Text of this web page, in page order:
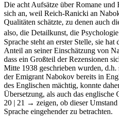
Die acht Aufsätze über Romane und
sich an, weil Reich-Ranicki an
Qualitäten schätzte, zu denen auch
also, die Detailkunst, die
Sprache steht an erster Stelle, sie
Anteil an seiner Einschätzung von
dass ein Großteil der Rezensionen
Mitte 1938 geschrieben wurden, d.h.
der Emigrant Nabokov bereits in
des Englischen mächtig, konnte
Übersetzung, als auch das
20 | 21 → zeigen, ob dieser
Sprache eingehender zu betrachten.